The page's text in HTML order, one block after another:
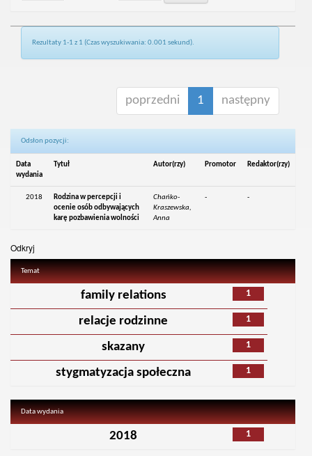
Rezultaty 1-1 z 1 (Czas wyszukiwania: 0.001 sekund).
poprzedni 1 następny
Odsłon pozycji:
Data
wydania
Tytuł Autor(rzy) Promotor Redaktor(rzy)
2018
Rodzina w percepcji i
ocenie osób odbywających
karę pozbawienia wolności
Chańko-
Kraszewska,
Anna
- -
Odkryj
Temat
1
family relations
1
relacje rodzinne
1
skazany
1
stygmatyzacja społeczna
Data wydania
1
2018